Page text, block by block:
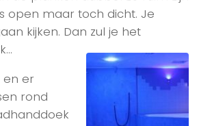
open maar toch dicht. Je
kijken. Dan zul je het
en er
rond